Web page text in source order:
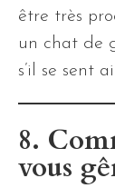
être très
un chat de
s’il se sent
8.
vous